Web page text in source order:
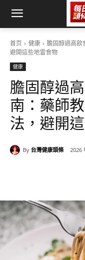
首页 健康
膽固醇過高飲
避開這些地雷食物
健康
膽固醇過
南：藥師
法，避開
By 台灣健康頭條 2026